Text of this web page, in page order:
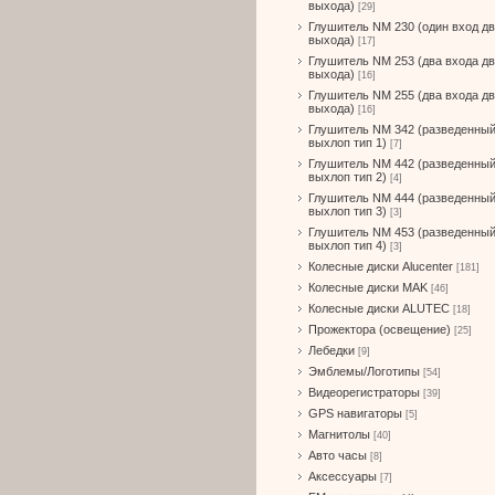
выхода) [29]
Глушитель NM 230 (один вход
выхода) [17]
Глушитель NM 253 (два входа
выхода) [16]
Глушитель NM 255 (два входа
выхода) [16]
Глушитель NM 342 (разведенный
выхлоп тип 1) [7]
Глушитель NM 442 (разведенный
выхлоп тип 2) [4]
Глушитель NM 444 (разведенный
выхлоп тип 3) [3]
Глушитель NM 453 (разведенный
выхлоп тип 4) [3]
Колесные диски Alucenter [181]
Колесные диски MAK [46]
Колесные диски ALUTEC [18]
Прожектора (освещение) [25]
Лебедки [9]
Эмблемы/Логотипы [54]
Видеорегистраторы [39]
GPS навигаторы [5]
Магнитолы [40]
Авто часы [8]
Аксессуары [7]